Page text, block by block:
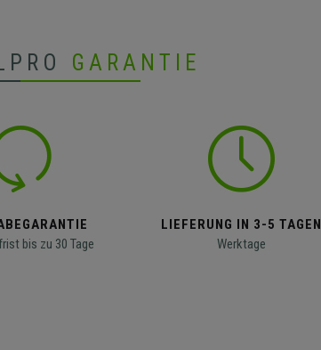
GARANTIE
bis zu 30 Tage
LIEFERUNG IN 3-5 TAGEN
Werktage